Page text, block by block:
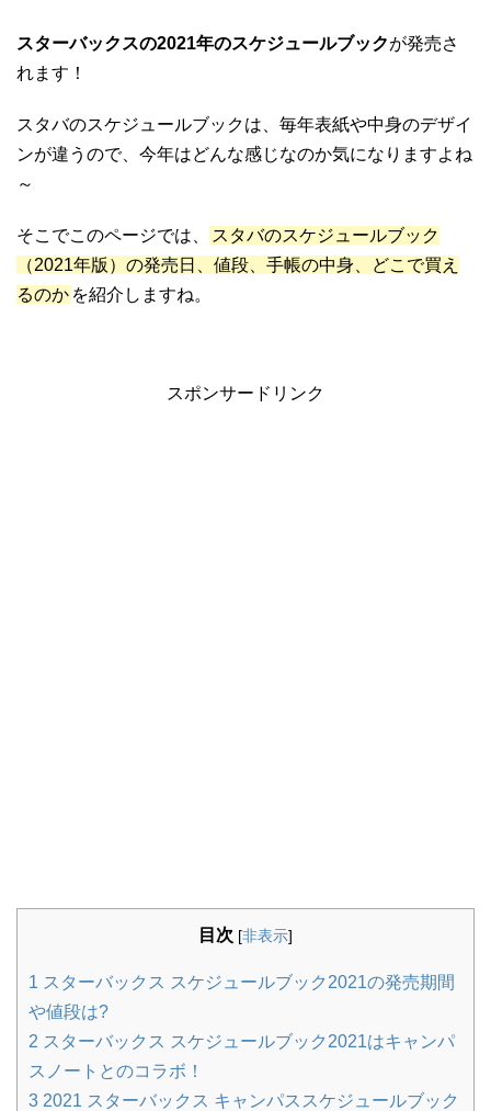
スターバックスの2021年のスケジュールブックが発売さ
れます！
スタバのスケジュールブックは、毎年表紙や中身のデザイ
ンが違うので、今年はどんな感じなのか気になりますよね
～
そこでこのページでは、
スタバのスケジュールブック
（2021年版）の発売日、値段、手帳の中身、どこで買え
るのか を紹介しますね。
スポンサードリンク
目次 [非表示]
1 スターバックス スケジュールブック2021の発売期間
や値段は?
2 スターバックス スケジュールブック2021はキャンパ
スノートとのコラボ！
3 2021 スターバックス キャンパススケジュールブック